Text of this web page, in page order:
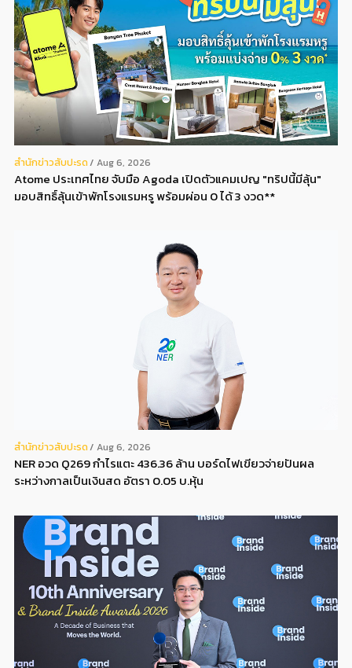
สํานักข่าวสับปะรด Aug 6, 2026
Atome ประเทศไทย จับมือ Agoda เปิดตัวแคมเปญ "ทริปนี้มีลุ้น"
มอบสิทธิ์ลุ้นเข้าพักโรงแรมหรู พร้อมผ่อน 0 ได้ 3 งวด**
สํานักข่าวสับปะรด Aug 6, 2026
NER อวด Q269 กำไรแตะ 436.36 ล้าน บอร์ดไฟเขียวจ่ายปันผล
ระหว่างกาลเป็นเงินสด อัตรา 0.05 บ.หุ้น